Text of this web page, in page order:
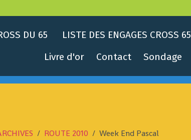
DU 65 LISTE DES ENGAGES CROSS 65
Livre d'or
Contact Sondage
ROUTE 2010 Week End Pascal